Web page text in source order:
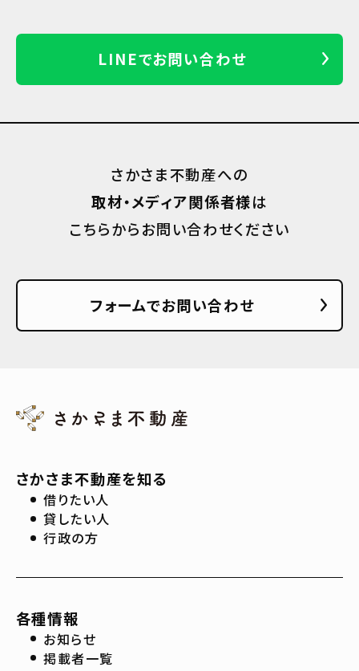
LINEでお問い合わせ
さかさま不動産への
取材・メディア関係者様は
こちらからお問い合わせください
フォームでお問い合わせ
さかさま不動産を知る
借りたい人
貸したい人
行政の方
各種情報
お知らせ
掲載者一覧